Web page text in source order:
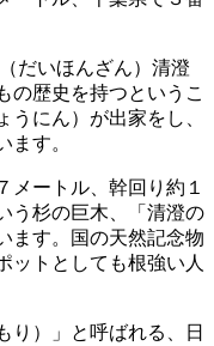
だいほんざん）清澄
の歴史を持つというこ
にん）が出家をし、
ます。
メートル、幹回り約１
う杉の巨木、「清澄の
ます。国の天然記念物
ットとしても根強い人
り）」と呼ばれる、日